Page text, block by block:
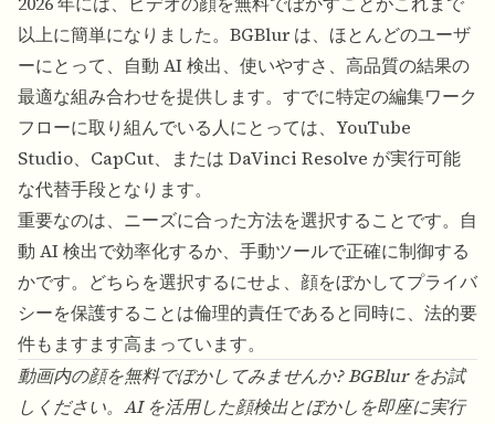
以上に簡単になりました。BGBlur は、ほとんどのユーザ
ーにとって、自動 AI 検出、使いやすさ、高品質の結果の
最適な組み合わせを提供します。すでに特定の編集ワーク
フローに取り組んでいる人にとっては、YouTube
Studio、CapCut、または DaVinci Resolve が実行可能
な代替手段となります。
重要なのは、ニーズに合った方法を選択することです。自
動 AI 検出で効率化するか、手動ツールで正確に制御する
かです。どちらを選択するにせよ、顔をぼかしてプライバ
シーを保護することは倫理的責任であると同時に、法的要
件もますます高まっています。
動画内の顔を無料でぼかしてみませんか?BGBlurをお試
しください。AI を活用した顔検出とぼかしを即座に実行